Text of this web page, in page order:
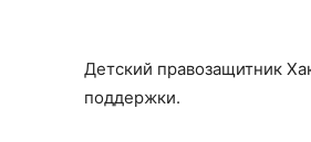
Детский правозащитник
поддержки.